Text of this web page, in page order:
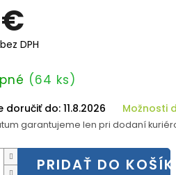
DPH
(64 ks)
doručiť do:11.8.2026 Možnosti
garantujeme len pri dodaní
PRIDAŤ DO KOŠÍKA